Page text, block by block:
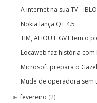
A internet na sua TV -
Nokia lança QT 4.5
TIM, AEIOU E GVT tem o
Locaweb faz história
Microsoft prepara o
Mude de operadora sem
►fevereiro (2)